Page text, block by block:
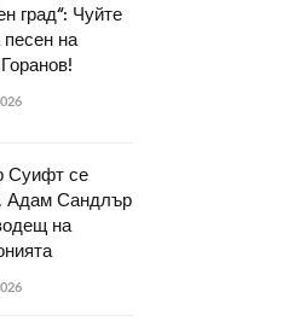
град“: Чуйте
на
Суифт се
Адам Сандлър
на